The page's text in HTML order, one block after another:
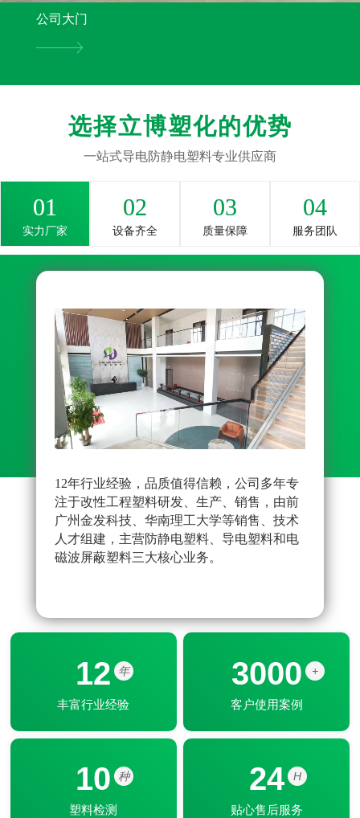
公司大门
选择立博塑化的优势
一站式导电防静电塑料专业供应商
01
实力厂家
02
设备齐全
03
质量保障
04
服务团队
12年行业经验，品质值得信赖，公司多年专
注于改性工程塑料研发、生产、销售，由前
广州金发科技、华南理工大学等销售、技术
人才组建，主营防静电塑料、导电塑料和电
磁波屏蔽塑料三大核心业务。
12 年
丰富行业经验
3000 +
客户使用案例
10 种
塑料检测
24 H
贴心售后服务